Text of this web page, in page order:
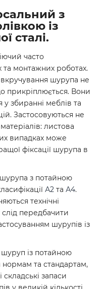
з
із
сталі.
часто
та монтажних роботах.
вкручування шурупа не
прикріплюється. Вони
збиранні меблів та
Застосовуються не
листова
випадках може
фіксації шурупа в
з потайною
А2 та А4.
технічні
передбачити
шурупів із
із потайною
нормам та стандартам,
запаси